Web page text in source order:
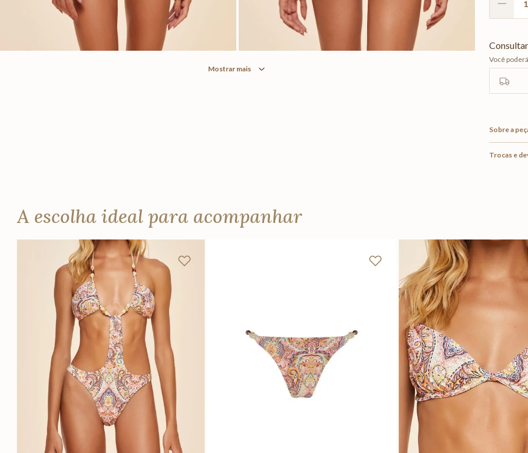
Mostrar mais
Sobre a
Trocas e
A escolha ideal para acompanhar
PP G